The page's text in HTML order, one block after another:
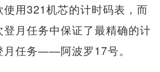
用321机芯的计时码表，而
月任务中保证了最精确的计
月任务——阿波罗17号。